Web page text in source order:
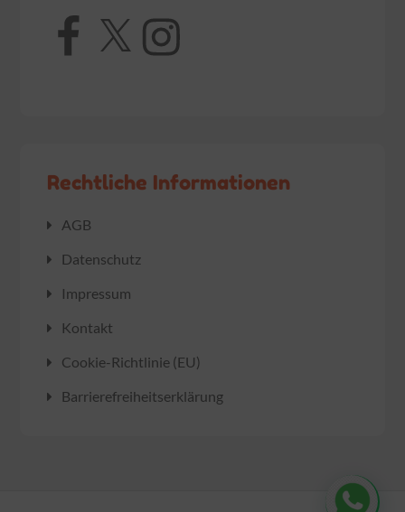
Facebook
X Instagram
Rechtliche Informationen
AGB
Datenschutz
Impressum
Kontakt
Cookie-Richtlinie (EU)
Barrierefreiheitserklärung